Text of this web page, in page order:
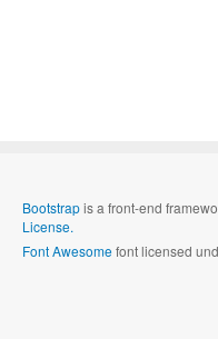
Bootstrapis a front-end
License.
Font Awesomefont licensed